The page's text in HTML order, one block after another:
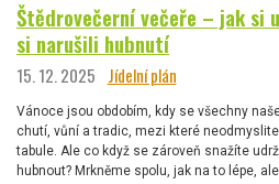
Štědrovečerní večeře – jak si
si narušili hubnutí
15. 12. 2025 Jídelní plán
Vánoce jsou obdobím, kdy se všechny
chutí, vůní a tradic, mezi které
tabule. Ale co když se zároveň snažíte
hubnout? Mrkněme spolu, jak na to lépe,